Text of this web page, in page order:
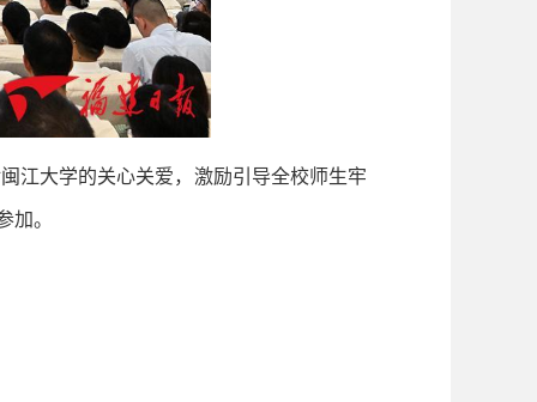
大学的关心关爱，激励引导全校师生牢
加。